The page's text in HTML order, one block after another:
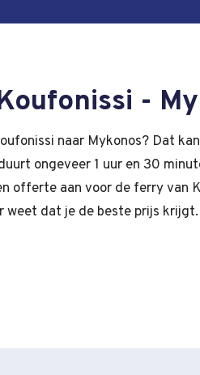
-
naar Mykonos? Dat
ongeveer 1 uur en 30
offerte aan voor de ferry van
weet dat je de beste prijs